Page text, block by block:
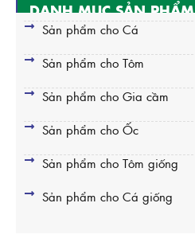
DANH MỤC SẢN PHẨM
Sản phẩm cho Cá
Sản phẩm cho Tôm
Sản phẩm cho Gia cầm
Sản phẩm cho Ốc
Sản phẩm cho Tôm giống
Sản phẩm cho Cá giống